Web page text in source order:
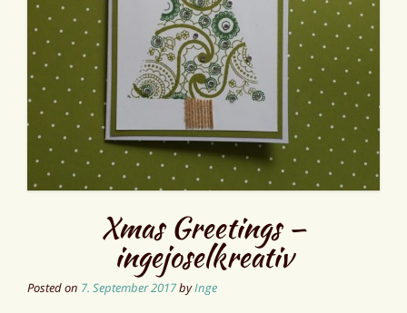
Xmas Greetings —
ingejoselkreativ
Posted on 7. September 2017byInge